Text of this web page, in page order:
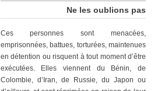
Ne les oublions pas
Ces personnes sont menacées,
emprisonnées, battues, torturées, maintenues
en détention ou risquent à tout moment d’être
exécutées. Elles viennent du Bénin, de
Colombie, d’Iran, de Russie, du Japon ou